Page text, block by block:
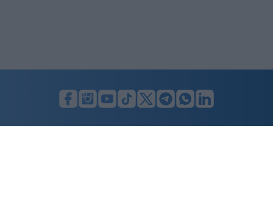
LUNIFIN S.r.l. a socio unico. Sede legale Milano, Largo F. Richini, 2/A,